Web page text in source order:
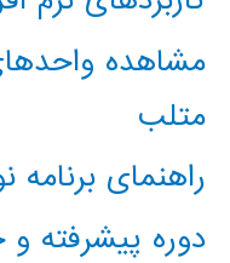
مشاهده
متلب
راهنمای
دوره پیشرفته